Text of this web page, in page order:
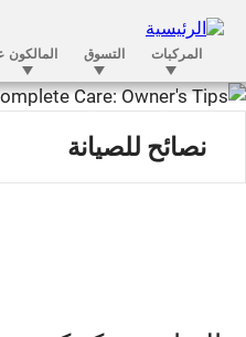
نصائح
نصائح للصيانة